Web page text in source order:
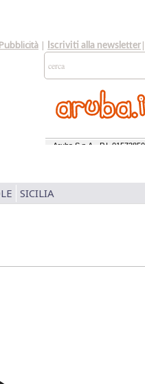
Pubblicità | Iscriviti alla newsletter |
SICILIA